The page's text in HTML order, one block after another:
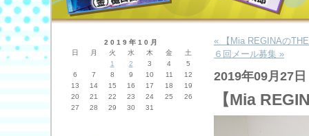
2019年10月
日
月 火 水 木 金
土
1
2 3 4
5
6
7 8 9 10 11
12
13
14 15 16 17 18
19
20
21 22 23 24 25
26
27
28 29 30 31
« 【Mia REGINAの
６回メール募集 »
2019年09月27日
【Mia